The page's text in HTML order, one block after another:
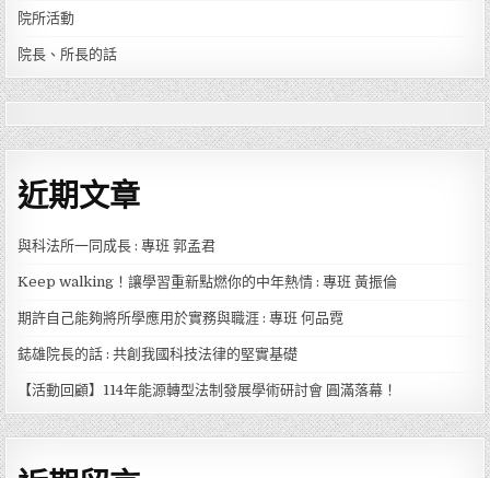
院所活動
院長、所長的話
近期文章
與科法所一同成長 : 專班 郭孟君
Keep walking！讓學習重新點燃你的中年熱情 : 專班 黃振倫
期許自己能夠將所學應用於實務與職涯 : 專班 何品霓
鋕雄院長的話 : 共創我國科技法律的堅實基礎
【活動回顧】114年能源轉型法制發展學術研討會 圓滿落幕！